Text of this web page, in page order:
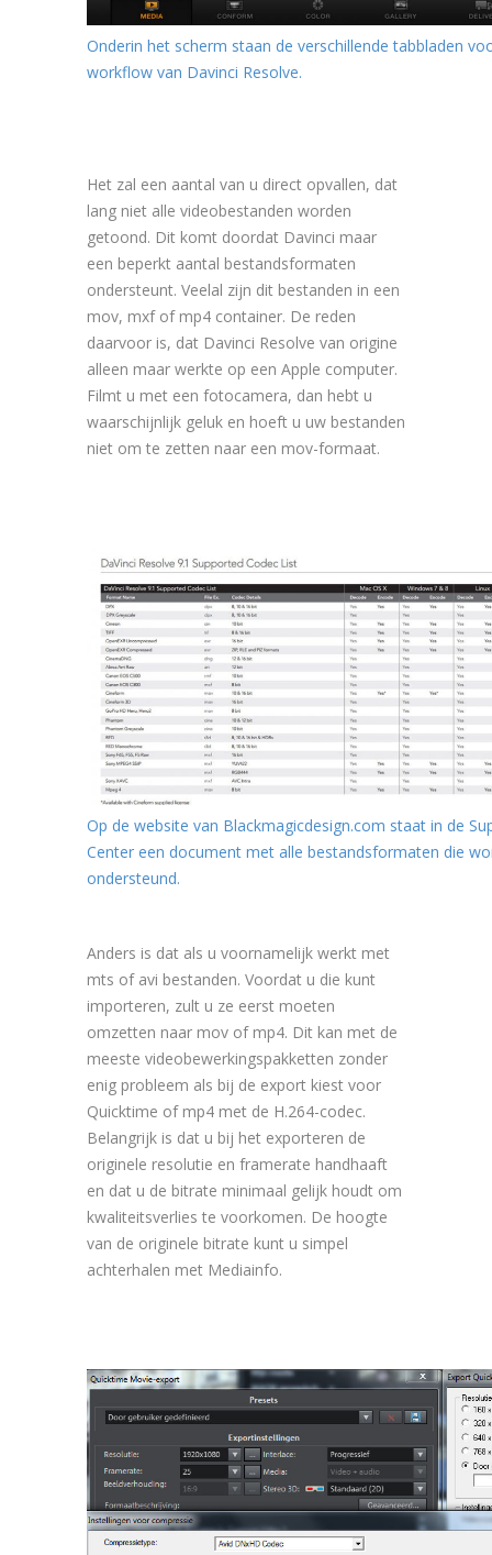
Onderin het scherm staan de verschillende tabbladen
workflow van Davinci Resolve.
Het zal een aantal van u direct opvallen, dat
lang niet alle videobestanden worden
getoond. Dit komt doordat Davinci maar
een beperkt aantal bestandsformaten
ondersteunt. Veelal zijn dit bestanden in een
mov, mxf of mp4 container. De reden
daarvoor is, dat Davinci Resolve van origine
alleen maar werkte op een Apple computer.
Filmt u met een fotocamera, dan hebt u
waarschijnlijk geluk en hoeft u uw bestanden
niet om te zetten naar een mov-formaat.
Op de website van Blackmagicdesign.com staat in de
Center een document met alle bestandsformaten die
ondersteund.
Anders is dat als u voornamelijk werkt met
mts of avi bestanden. Voordat u die kunt
importeren, zult u ze eerst moeten
omzetten naar mov of mp4. Dit kan met de
meeste videobewerkingspakketten zonder
enig probleem als bij de export kiest voor
Quicktime of mp4 met de H.264-codec.
Belangrijk is dat u bij het exporteren de
originele resolutie en framerate handhaaft
en dat u de bitrate minimaal gelijk houdt om
kwaliteitsverlies te voorkomen. De hoogte
van de originele bitrate kunt u simpel
achterhalen met Mediainfo.